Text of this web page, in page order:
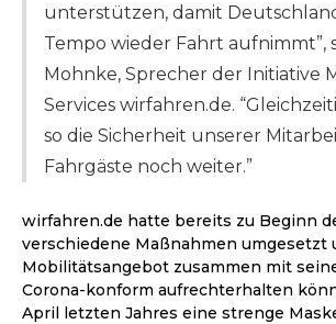
unterstützen, damit
Tempo wieder Fahrt aufnimmt”,
Mohnke, Sprecher der Initiative
Services wirfahren.de.
so die Sicherheit unserer
Fahrgäste noch weiter.”
wirfahren.de hatte bereits zu Beginn
verschiedene Maßnahmen umgesetzt
Mobilitätsangebot zusammen mit
Corona-konform aufrechterhalten
April letzten Jahres eine strenge